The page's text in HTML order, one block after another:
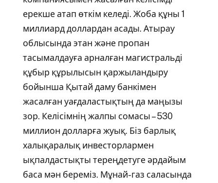
ерекше атап өткім келеді. Жоба құны 1
миллиард доллардан асады. Атырау
облысында этан және пропан
тасымалдауға арналған магистральді
құбыр құрылысын қаржыландыру
бойынша Қытай даму банкімен
жасалған уағдаластықтың да маңызы
зор. Келісімнің жалпы сомасы – 530
миллион долларға жуық. Біз барлық
халықаралық инвесторлармен
ықпалдастықты тереңдетуге әрдайым
баса мән береміз. Мұнай-газ саласында